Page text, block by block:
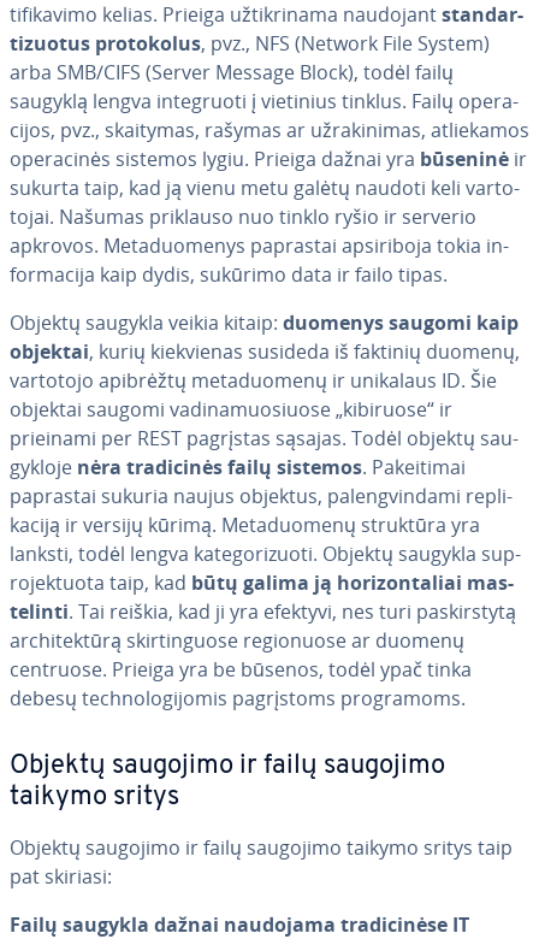
ti­fi­ka­vi­mo kelias. Prieiga už­tik­ri­na­ma naudojantstan­dar­
ti­zuo­tus pro­to­ko­lus, pvz., NFS (Network File System)
arba SMB/CIFS (Server Message Block), todėl failų
saugyklą lengva in­te­gruo­ti į vietinius tinklus. Failų ope­ra­
ci­jos, pvz., skaitymas, rašymas ar už­ra­ki­ni­mas, at­lie­ka­mos
ope­ra­ci­nės sistemos lygiu. Prieiga dažnai yra būseninė ir
sukurta taip, kad ją vienu metu galėtų naudoti keli var­to­
to­jai. Našumas priklauso nuo tinklo ryšio ir serverio
apkrovos. Me­ta­duo­me­nys paprastai ap­si­ri­bo­ja tokia in­
for­ma­ci­ja kaip dydis, sukūrimo data ir failo tipas.
Objektų saugykla veikia kitaip: duomenys saugomi kaip
objektai, kurių kiek­vie­nas susideda iš faktinių duomenų,
vartotojo apibrėžtų me­ta­duo­me­nų ir unikalaus ID. Šie
objektai saugomi va­di­na­muo­siuo­se „kibiruose“ ir
prieinami per REST pagrįstas sąsajas. Todėl objektų sau­
gyk­lo­je nėra tra­di­ci­nės failų sistemos. Pa­kei­ti­mai
paprastai sukuria naujus objektus, pa­leng­vin­da­mi rep­li­
ka­ci­ją ir versijų kūrimą. Me­ta­duo­me­nų struktūra yra
lanksti, todėl lengva ka­te­go­ri­zuo­ti. Objektų saugykla su­p­
ro­jek­tuo­ta taip, kad būtų galima ją ho­ri­zon­ta­liai mas­
te­lin­ti. Tai reiškia, kad ji yra efektyvi, nes turi pa­skirs­ty­tą
ar­chi­tek­tū­rą skir­tin­guo­se re­gio­nuo­se ar duomenų
centruose. Prieiga yra be būsenos, todėl ypač tinka
debesų tech­no­lo­gi­jo­mis pa­grįs­toms prog­ra­moms.
Objektų saugojimo ir failų saugojimo
taikymo sritys
Objektų saugojimo ir failų saugojimo taikymo sritys taip
pat skiriasi:
Failų saugykla dažnai naudojama tra­di­ci­nė­se IT